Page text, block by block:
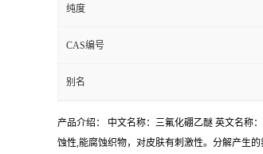
纯度
CAS编号
别名
产品介绍： 中文名称：三氟化硼乙醚 英文名称
蚀性,能腐蚀织物，对皮肤有刺激性。分解产生